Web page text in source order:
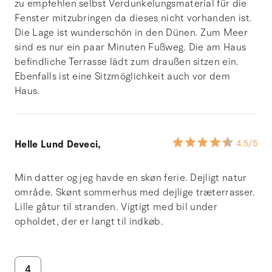
zu empfehlen selbst Verdunkelungsmaterial für die
Fenster mitzubringen da dieses nicht vorhanden ist.
Die Lage ist wunderschön in den Dünen. Zum Meer
sind es nur ein paar Minuten Fußweg. Die am Haus
befindliche Terrasse lädt zum draußen sitzen ein.
Ebenfalls ist eine Sitzmöglichkeit auch vor dem
Haus.
Helle Lund Deveci, 4.5/5
Min datter og jeg havde en skøn ferie. Dejligt natur
område. Skønt sommerhus med dejlige træterrasser.
Lille gåtur til stranden. Vigtigt med bil under
opholdet, der er langt til indkøb.
4